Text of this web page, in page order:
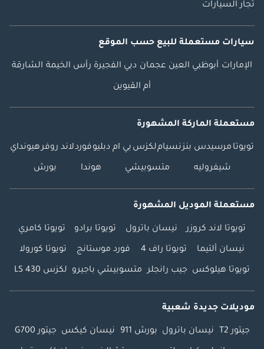
تجار السيارات
سيارات مستعملة للبيع حسب الموقع
الإمارات أبوظبي العين عجمان دبي الفجيرة رأس الخيمة الشارقة
أم القيوين
مستعملة الماركة المشهورة
تويوتا مرسيدس بنزنسياملكزس بي ام دبليوفوردلاند روفرهيونداي
شيفروليه متسوبيشي هوندا بورش
مستعملة الموديل المشهورة
تويوتا لاند كروزر نيسان باترول تويوتا برادو تويوتا كامري
نيسان ألتيما تويوتا راف 4 فورد موستانج تويوتا كورولا
تويوتا هيلوكس جيب رانجلر متسوبيشي باجيرو لكزس LS 430
موديلات جديدة شعبية
جيتور T2 نيسان باترول بورش 911 نيسان كيكس جيتور G700